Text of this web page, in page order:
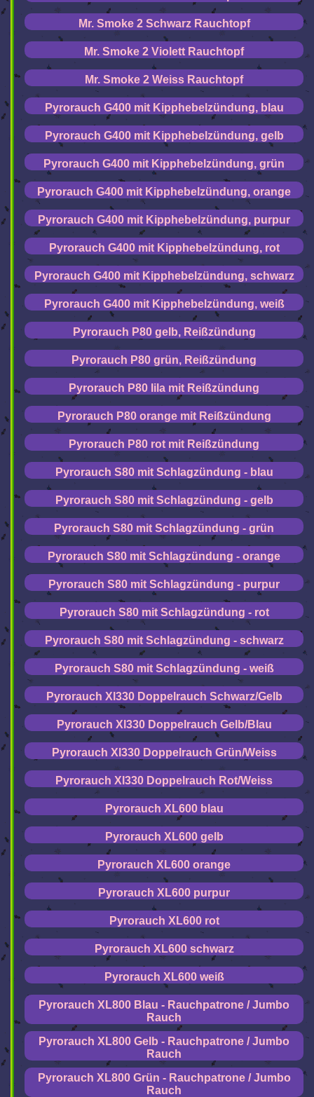
Mr. Smoke 2 Schwarz Rauchtopf
Mr. Smoke 2 Violett Rauchtopf
Mr. Smoke 2 Weiss Rauchtopf
Pyrorauch G400 mit Kipphebelzündung, blau
Pyrorauch G400 mit Kipphebelzündung, gelb
Pyrorauch G400 mit Kipphebelzündung, grün
Pyrorauch G400 mit Kipphebelzündung, orange
Pyrorauch G400 mit Kipphebelzündung, purpur
Pyrorauch G400 mit Kipphebelzündung, rot
Pyrorauch G400 mit Kipphebelzündung, schwarz
Pyrorauch G400 mit Kipphebelzündung, weiß
Pyrorauch P80 gelb, Reißzündung
Pyrorauch P80 grün, Reißzündung
Pyrorauch P80 lila mit Reißzündung
Pyrorauch P80 orange mit Reißzündung
Pyrorauch P80 rot mit Reißzündung
Pyrorauch S80 mit Schlagzündung - blau
Pyrorauch S80 mit Schlagzündung - gelb
Pyrorauch S80 mit Schlagzündung - grün
Pyrorauch S80 mit Schlagzündung - orange
Pyrorauch S80 mit Schlagzündung - purpur
Pyrorauch S80 mit Schlagzündung - rot
Pyrorauch S80 mit Schlagzündung - schwarz
Pyrorauch S80 mit Schlagzündung - weiß
Pyrorauch Xl330 Doppelrauch Schwarz/Gelb
Pyrorauch Xl330 Doppelrauch Gelb/Blau
Pyrorauch Xl330 Doppelrauch Grün/Weiss
Pyrorauch Xl330 Doppelrauch Rot/Weiss
Pyrorauch XL600 blau
Pyrorauch XL600 gelb
Pyrorauch XL600 orange
Pyrorauch XL600 purpur
Pyrorauch XL600 rot
Pyrorauch XL600 schwarz
Pyrorauch XL600 weiß
Pyrorauch XL800 Blau - Rauchpatrone / Jumbo
Rauch
Pyrorauch XL800 Gelb - Rauchpatrone / Jumbo
Rauch
Pyrorauch XL800 Grün - Rauchpatrone / Jumbo
Rauch